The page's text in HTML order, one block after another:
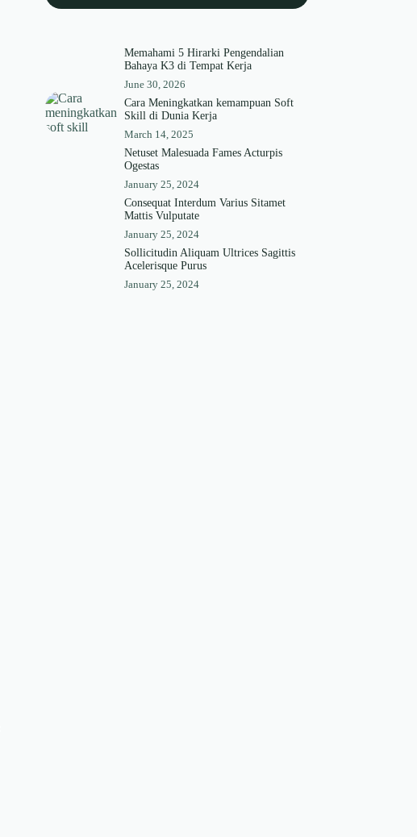
Memahami 5 Hirarki Pengendalian
Bahaya K3 di Tempat Kerja
June 30, 2026
Cara Meningkatkan kemampuan Soft
Skill di Dunia Kerja
March 14, 2025
Netuset Malesuada Fames Acturpis
Ogestas
January 25, 2024
Consequat Interdum Varius Sitamet
Mattis Vulputate
January 25, 2024
Sollicitudin Aliquam Ultrices Sagittis
Acelerisque Purus
January 25, 2024